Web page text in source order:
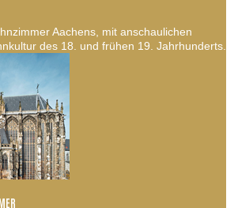
Aachens, mit anschaulichen
des 18. und frühen 19. Jahrhunderts.